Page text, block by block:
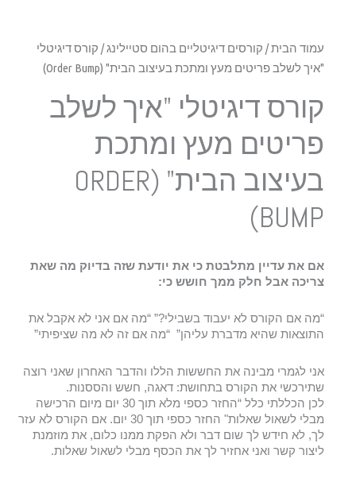
עמוד הבית/ קורסים דיגיטליים בהום סטיילינג/ קורס דיגיטלי
"איך לשלב פריטים מעץ ומתכת בעיצוב הבית" (Order Bump)
קורס דיגיטלי "איך לשלב
פריטים מעץ ומתכת
בעיצוב הבית" (ORDER
BUMP)
אם את עדיין מתלבטת כי את יודעת שזה בדיוק מה שאת
צריכה אבל חלק ממך חושש כי:
“מה אם הקורס לא יעבוד בשבילי?” “מה אם אני לא אקבל את
התוצאות שהיא מדברת עליהן” “מה אם זה לא מה שציפיתי”
אני לגמרי מבינה את החששות הללו והדבר האחרון שאני רוצה
שתירכשי את הקורס בתחושת: דאגה, חשש והססנות.
לכן הכללתי כלל “החזר כספי מלא תוך 30 יום מיום הרכישה
מבלי לשאול שאלות" החזר כספי תוך 30 יום. אם הקורס לא עזר
לך, לא חידש לך שום דבר ולא הפקת ממנו כלום, את מוזמנת
ליצור קשר ואני אחזיר לך את הכסף מבלי לשאול שאלות.